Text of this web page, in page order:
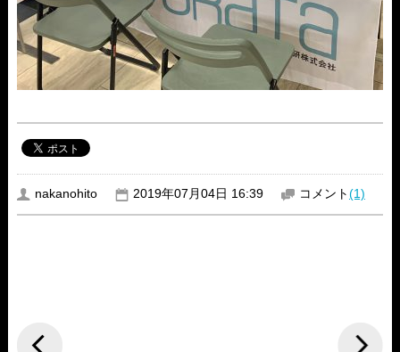
nakanohito 2019年07月04日 16:39 コメント(1)